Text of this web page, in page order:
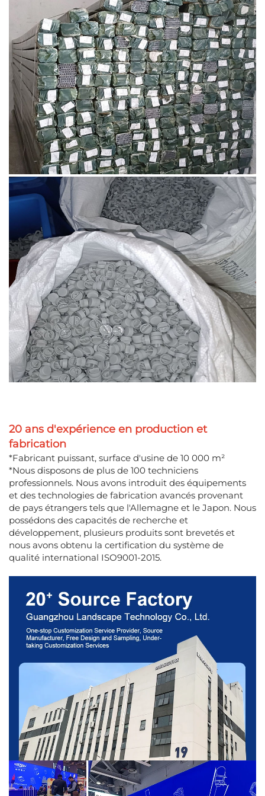
20 ans d'expérience en production et
fabrication
*Fabricant puissant, surface d'usine de 10 000 m²
*Nous disposons de plus de 100 techniciens
professionnels. Nous avons introduit des équipements
et des technologies de fabrication avancés provenant
de pays étrangers tels que l'Allemagne et le Japon. Nous
possédons des capacités de recherche et
développement, plusieurs produits sont brevetés et
nous avons obtenu la certification du système de
qualité international ISO9001-2015.